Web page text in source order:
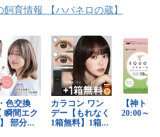
育情報 【ハバネロの蔵】